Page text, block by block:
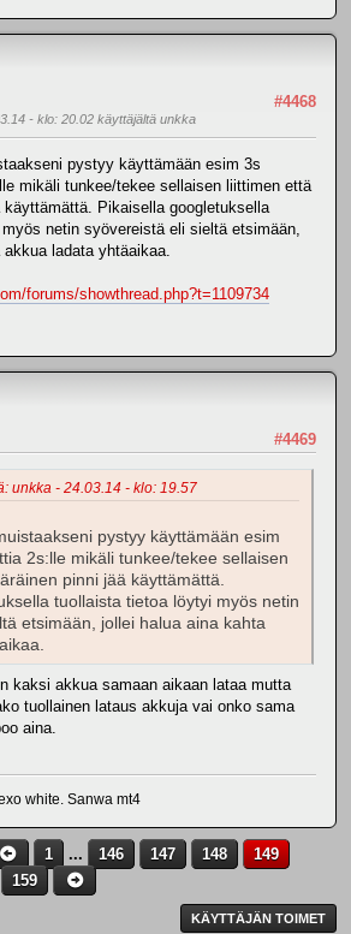
#4468
- klo: 20.02 käyttäjältä unkka
pystyy käyttämään esim 3s
mikäli tunkee/tekee sellaisen liittimen että
käyttämättä. Pikaisella googletuksella
netin syövereistä eli sieltä etsimään,
ladata yhtäaikaa.
forums/showthread.php?t=1109734
#4469
unkka - 24.03.14 - klo: 19.57
pystyy käyttämään esim
2s:lle mikäli tunkee/tekee sellaisen
pinni jää käyttämättä.
tuollaista tietoa löytyi myös netin
etsimään, jollei halua aina kahta
kaksi akkua samaan aikaan lataa mutta
tuollainen lataus akkuja vai onko sama
aina.
white. Sanwa mt4
1 ... 146 147 148
149
159
KÄYTTÄJÄN TOIMET